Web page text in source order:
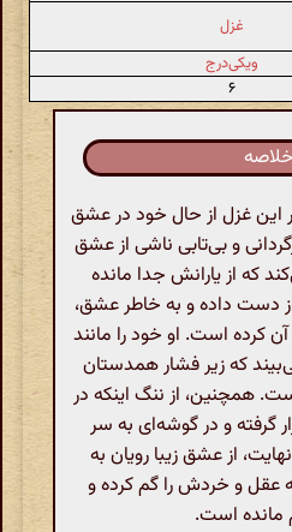
غزل
ویکی‌درج
۶
خلاصه
غزل از حال خود در عشق
و بی‌تابی ناشی از عشق
که از یارانش جدا مانده
دست داده و به خاطر عشق،
کرده است. او خود را مانند
که زیر فشار همدستان
همچنین، از ننگ اینکه در
گرفته و در گوشه‌ای به سر
از عشق زیبا رویان به
و خردش را گم کرده و
مانده است.